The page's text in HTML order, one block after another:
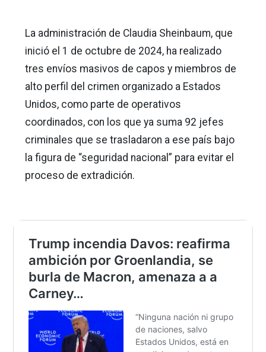
La administración de Claudia Sheinbaum, que
inició el 1 de octubre de 2024, ha realizado
tres envíos masivos de capos y miembros de
alto perfil del crimen organizado a Estados
Unidos, como parte de operativos
coordinados, con los que ya suma 92 jefes
criminales que se trasladaron a ese país bajo
la figura de “seguridad nacional” para evitar el
proceso de extradición.